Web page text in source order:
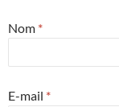
Nom *
E-mail *